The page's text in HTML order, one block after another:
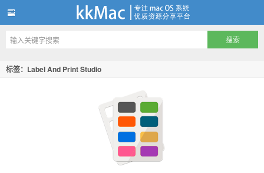
kkMac
标签：Label And Print Studio